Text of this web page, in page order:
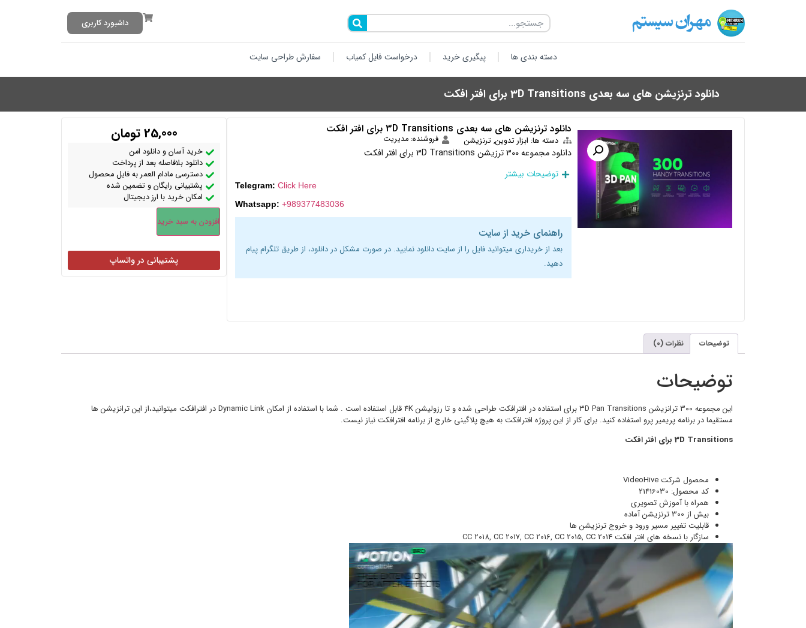
داشبورد کاربری
دسته بندی ها پیگیری خرید درخواست فایل کمیاب سفارش طراحی سایت
دانلود ترنزیشن های سه بعدی 3D Transitions برای افتر افکت
دانلود ترنزیشن های سه بعدی 3D Transitions برای افتر افکت
دسته ها: ابزار تدوین, ترنزیشن فروشنده: مدیریت
دانلود مجموعه 300 ترزیشن 3D Transitions برای افتر افکت
توضیحات بیشتر
Telegram: Click Here
Whatsapp: +989377483036
راهنمای خرید از سایت
بعد از خریداری میتوانید فایل را از سایت دانلود نمایید. در صورت مشکل در دانلود، از طریق تلگرام پیام
دهید.
25,000تومان
خرید آسان و دانلود امن
دانلود بلافاصله بعد از پرداخت
دسترسی مادام العمر به فایل محصول
پشتیبانی رایگان و تضمین شده
امکان خرید با ارز دیجیتال
افزودن به سبد خرید
پشتیبانی در واتساپ
توضیحات نظرات (0)
توضیحات
این مجموعه 300 ترانزیشن ۳D Pan Transitions برای استفاده در افترافکت طراحی شده و تا رزولیشن 4K قابل استفاده است . شما با استفاده از امکان Dynamic Link در افترافکت میتوانید،از این ترانزیشن ها
مستقیما در برنامه پریمیر پرو استفاده کنید. برای کار از این پروژه افترافکت به هیچ پلاگینی خارج از برنامه افترافکت نیاز نیست.
3D Transitions برای افتر افکت
محصول شرکت VideoHive
کد محصول: 21416030
همراه با آموزش تصویری
بیش از 300 ترنزیشن آماده
قابلیت تغییر مسیر ورود و خروج ترنزیشن ها
سازگار با نسخه های افتر افکت CC 2018, CC 2017, CC 2016, CC 2015, CC 2014